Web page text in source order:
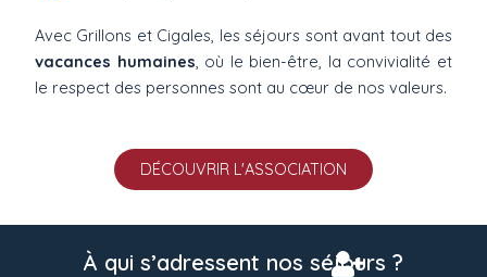
Avec Grillons et Cigales, les séjours sont avant tout des
vacances humaines, où le bien-être, la convivialité et
le respect des personnes sont au cœur de nos valeurs.
DÉCOUVRIR L'ASSOCIATION
À qui s’adressent nos séjours ?